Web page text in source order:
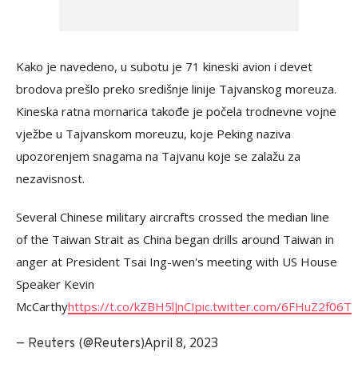
Kako je navedeno, u subotu je 71 kineski avion i devet
brodova prešlo preko središnje linije Tajvanskog moreuza.
Kineska ratna mornarica takođe je počela trodnevne vojne
vježbe u Tajvanskom moreuzu, koje Peking naziva
upozorenjem snagama na Tajvanu koje se zalažu za
nezavisnost.
Several Chinese military aircrafts crossed the median line
of the Taiwan Strait as China began drills around Taiwan in
anger at President Tsai Ing-wen's meeting with US House
Speaker Kevin
McCarthyhttps://t.co/kZBH5lJnCIpic.twitter.com/6FHuZ2f06T
— Reuters (@Reuters)April 8, 2023